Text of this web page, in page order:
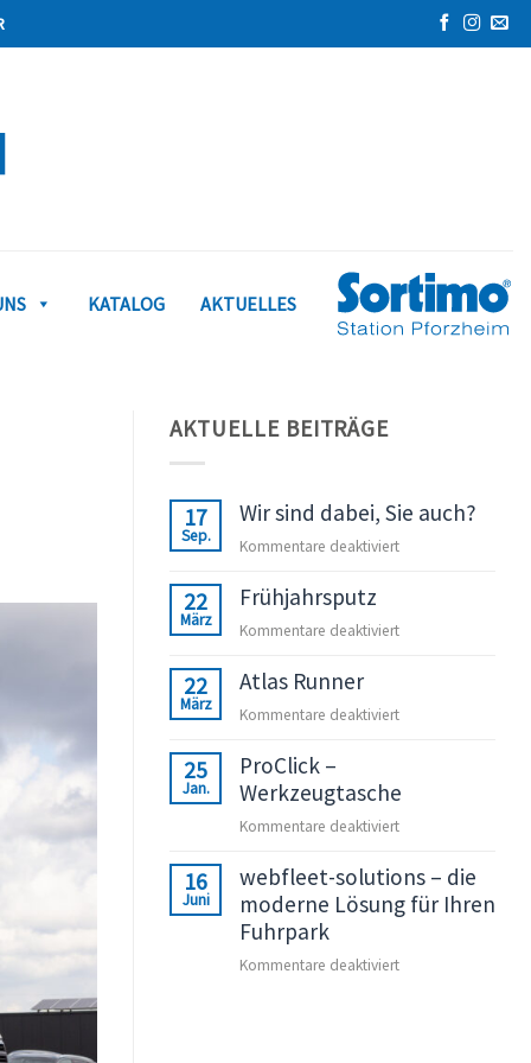
KATALOG AKTUELLES
AKTUELLE BEITRÄGE
17
Sep.
Wir sind dabei, Sie auch?
Kommentare deaktiviertfür
22
März
Frühjahrsputz
Kommentare deaktiviertfür
22
März
Atlas Runner
Kommentare deaktiviertfür
25
Jan.
ProClick –
Werkzeugtasche
Kommentare deaktiviertfür
–
Werkzeugtasche
16
Juni
webfleet-solutions – die
moderne Lösung für Ihren
Fuhrpark
Kommentare deaktiviertfür